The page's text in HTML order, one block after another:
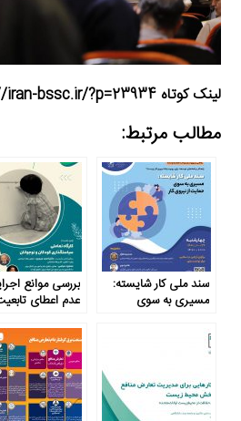
لینک کوتاه https://iran-bssc.ir/?p=23934
مطالب مرتبط:
سند ملی کار شایسته:
مسیری به سوی
بررسی موانع
عدم اعطای